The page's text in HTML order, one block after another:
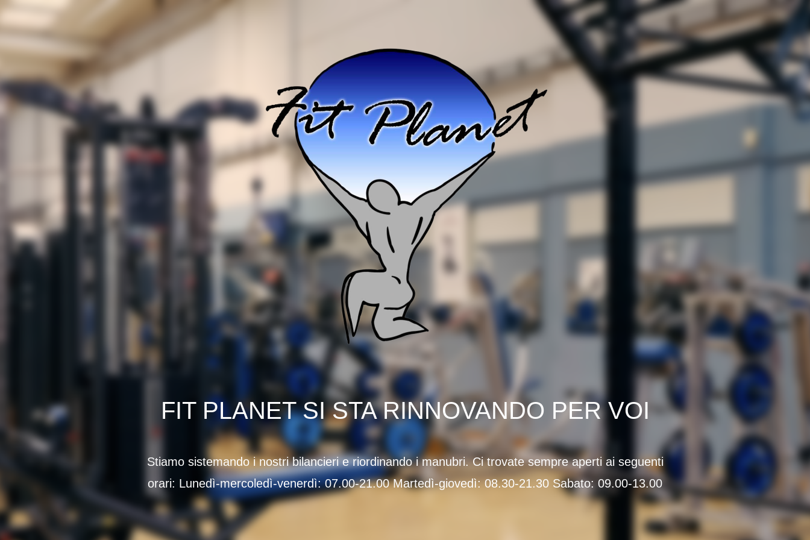
FIT PLANET SI STA RINNOVANDO PER VOI
Stiamo sistemando i nostri bilancieri e riordinando i manubri. Ci trovate sempre aperti ai seguenti
orari: Lunedì-mercoledì-venerdì: 07.00-21.00 Martedì-giovedì: 08.30-21.30 Sabato: 09.00-13.00